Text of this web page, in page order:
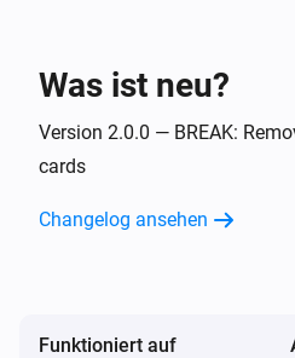
Start Laufzeit für
Was ist neu?
Version 2.0.0 — BREAK:
cards
Changelog ansehen
Funktioniert auf